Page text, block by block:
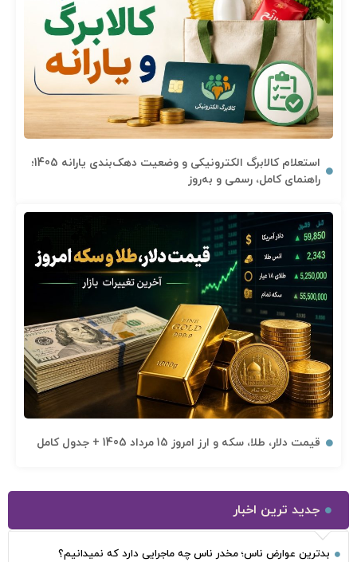
استعلام کالابرگ الکترونیکی و وضعیت دهک‌بندی یارانه 1405؛
راهنمای کامل، رسمی و به‌روز
قیمت دلار، طلا، سکه و ارز امروز 15 مرداد 1405 + جدول کامل
جدید ترین اخبار
بدترین عوارض ناس؛ مخدر ناس چه ماجرایی دارد که نمیدانیم؟